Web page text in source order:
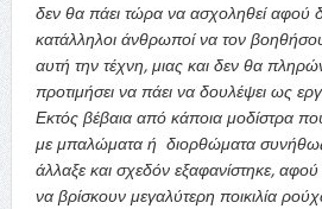
δεν θα πάει τώρα να ασχοληθεί αφού
κατάλληλοι άνθρωποί να τον
αυτή την τέχνη, μιας και δεν θα
προτιμήσει να πάει να δουλέψει ως
Εκτός βέβαια από κάποια μοδίστρα
με μπαλώματα ή διορθώματα
άλλαξε και σχεδόν εξαφανίστηκε,
να βρίσκουν μεγαλύτερη ποικιλία